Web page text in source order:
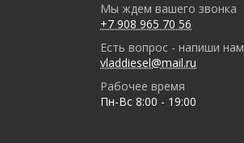
Мы ждем вашего звонка
+7 908 965 70 56
Есть вопрос - напиши нам
vladdiesel@mail.ru
Рабочее время
Пн-Вс 8:00 - 19:00